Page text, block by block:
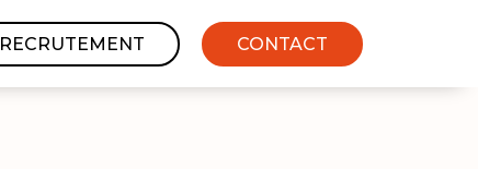
RECRUTEMENT CONTACT